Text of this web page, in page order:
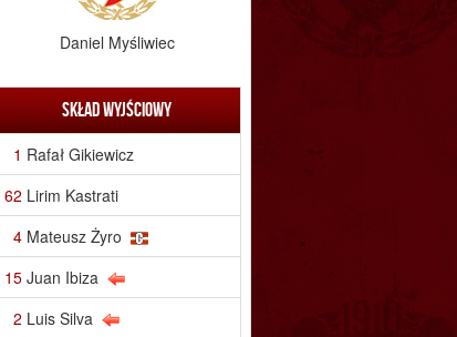
Daniel Myśliwiec
Skład wyjściowy
1 Rafał Gikiewicz
62 Lirim Kastrati
4 Mateusz Żyro
15 Juan Ibiza
2 Luis Silva